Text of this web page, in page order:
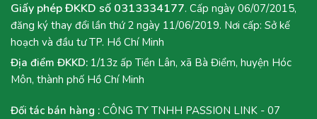
Giấy phép ĐKKD số 0313334177. Cấp ngày 06/07/2015,
đăng ký thay đổi lần thứ 2 ngày 11/06/2019. Nơi cấp: Sở kế
hoạch và đầu tư TP. Hồ Chí Minh
Địa điểm ĐKKD: 1/13z ấp Tiền Lân, xã Bà Điểm, huyện Hóc
Môn, thành phố Hồ Chí Minh
Đối tác bán hàng : CÔNG TY TNHH PASSION LINK - 07